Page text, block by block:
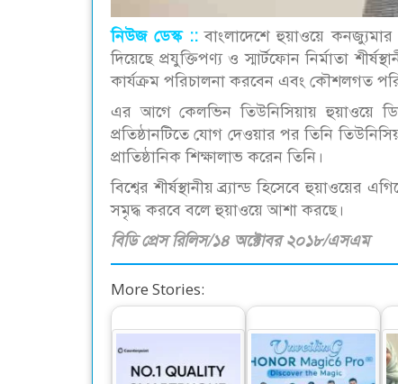
নিউজ ডেস্ক ::বাংলাদেশে হুয়াওয়ে কনজ্যুমার
দিয়েছে প্রযুক্তিপণ্য ও স্মার্টফোন নির্মাতা
কার্যক্রম পরিচালনা করবেন এবং কৌশলগত
এর আগে কেলভিন তিউনিসিয়ায় হুয়াওয়ে
প্রতিষ্ঠানটিতে যোগ দেওয়ার পর তিনি
প্রাতিষ্ঠানিক শিক্ষালাভ করেন তিনি।
বিশ্বের শীর্ষস্থানীয় ব্র্যান্ড হিসেবে
সমৃদ্ধ করবে বলে হুয়াওয়ে আশা করছে।
বিডি প্রেস রিলিস/১৪ অক্টোবর ২০১৮/এসএম
More Stories: